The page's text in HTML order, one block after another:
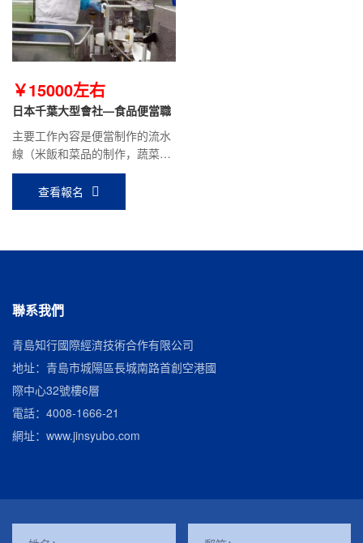
￥15000左右
日本千葉大型會社—食品便當職
主要工作內容是便當制作的流水
線（米飯和菜品的制作，蔬菜的
清洗、切塊、面粉投入，攪拌、
機器的分解，清洗等）
查看報名
聯系我們
青島知行國際經濟技術合作有限公司
地址：青島市城陽區長城南路首創空港國
際中心32號樓6層
電話： 4008-1666-21
網址： www.jinsyubo.com